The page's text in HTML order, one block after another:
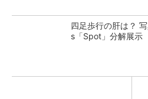
四足歩行の肝は？
s「Spot」分解展示